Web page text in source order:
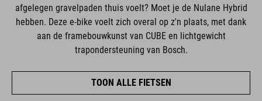
afgelegen gravelpaden thuis voelt? Moet je de Nulane Hybrid
hebben. Deze e-bike voelt zich overal op z'n plaats, met dank
aan de framebouwkunst van CUBE en lichtgewicht
trapondersteuning van Bosch.
TOON ALLE FIETSEN